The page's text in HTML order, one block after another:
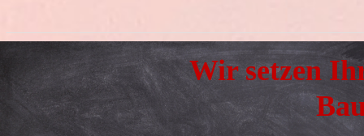
Wir setzen
Kfz